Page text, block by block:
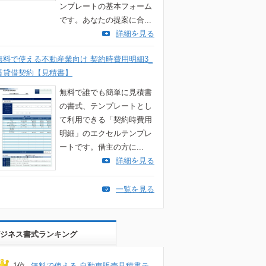
ンプレートの基本フォーム
です。あなたの提案に合...
詳細を見る
料で使える不動産業向け 契約時費用明細3_
貸借契約【見積書】
無料で誰でも簡単に見積書
の書式、テンプレートとし
て利用できる「契約時費用
明細」のエクセルテンプレ
ートです。借主の方に...
詳細を見る
一覧を見る
ネス書式ランキング